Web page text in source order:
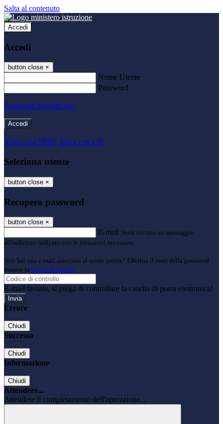
Salta al contenuto
Accedi
Accedi
button close ×
Nome Utente
Password
Password dimenticata?
-
Entra con SPID Entra con CIE
Seleziona utente
button close ×
Recupero password
button close ×
E-mail Verrà inviato un messaggio
all'indirizzo indicato con le istruzioni necessarie.
Non hai una e-mail associata al nome utente? Effettua il reset della password
tramite la Login Spaggiari
E-mail inviata, si prega di controllare la casella di posta elettronica!
Errore
Chiudi
Successo
Chiudi
Informazione
Chiudi
Attendere...
Attendere il completamento dell'operazione...